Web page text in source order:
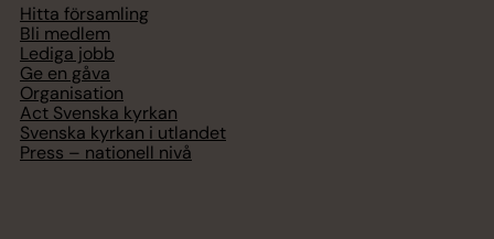
Hitta församling
Bli medlem
Lediga jobb
Ge en gåva
Organisation
Act Svenska kyrkan
Svenska kyrkan i utlandet
Press – nationell nivå